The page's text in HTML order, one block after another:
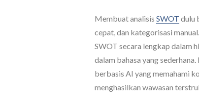
Membuat analisis SWOT dulu
cepat, dan kategorisasi
SWOT secara lengkap dalam
dalam bahasa yang
berbasis AI yang memahami
menghasilkan wawasan